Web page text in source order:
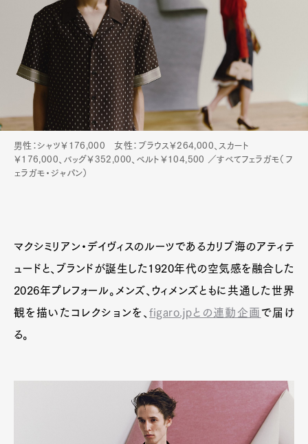
男性：シャツ￥176,000 女性：ブラウス￥264,000、スカート
￥176,000、バッグ￥352,000、ベルト￥104,500 ／すべてフェラガモ（フ
ェラガモ・ジャパン）
マクシミリアン・デイヴィスのルーツであるカリブ海のアティテ
ュードと、ブランドが誕生した1920年代の空気感を融合した
2026年プレフォール。メンズ、ウィメンズともに共通した世界
観を描いたコレクションを、figaro.jpとの連動企画 で届け
る。